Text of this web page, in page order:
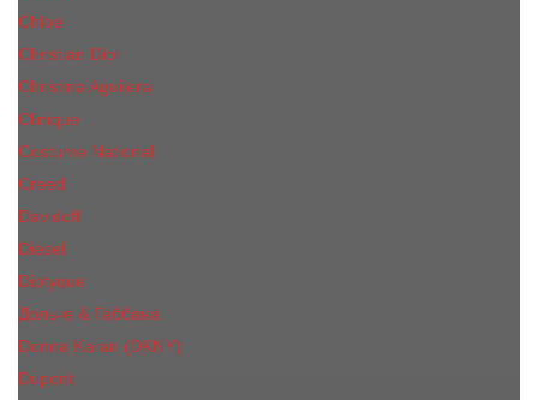
Chloe
Christian Dior
Christina Aguilera
Сliniquе
Costume National
Creed
Davidoff
Diesel
Diptyque
Дольче & Габбана
Donna Karan (DKNY)
Dupont